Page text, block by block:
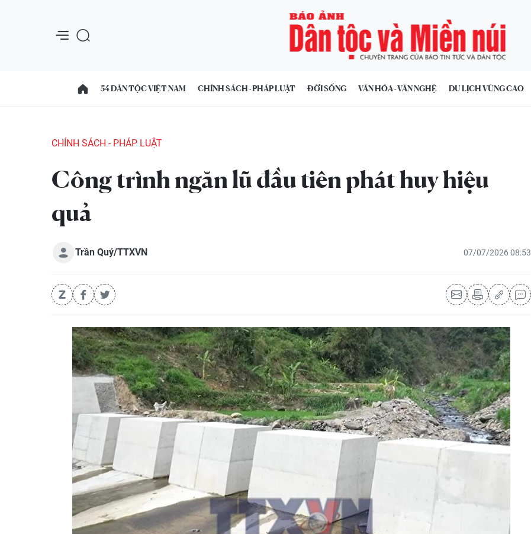
54 DÂN TỘC VIỆT NAM CHÍNH SÁCH - PHÁP LUẬT ĐỜI SỐNG VĂN HÓA - VĂN NGHỆ DU LỊCH VÙNG CAO
CHÍNH SÁCH - PHÁP LUẬT
Công trình ngăn lũ đầu tiên phát huy hiệu
quả
Trần Quý/TTXVN 07/07/2026 08:53